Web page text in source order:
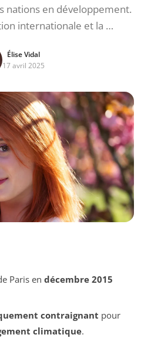
nations en développement.
internationale et la …
Élise Vidal
17 avril 2025
Paris en décembre 2015
contraignant pour
climatique.